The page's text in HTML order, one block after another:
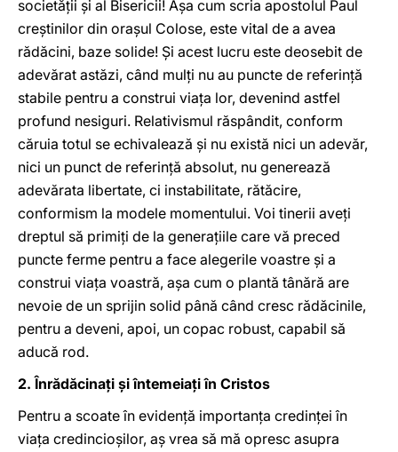
societăţii şi al Bisericii! Aşa cum scria apostolul Paul
creştinilor din oraşul Colose, este vital de a avea
rădăcini, baze solide! Şi acest lucru este deosebit de
adevărat astăzi, când mulţi nu au puncte de referinţă
stabile pentru a construi viaţa lor, devenind astfel
profund nesiguri. Relativismul răspândit, conform
căruia totul se echivalează şi nu există nici un adevăr,
nici un punct de referinţă absolut, nu generează
adevărata libertate, ci instabilitate, rătăcire,
conformism la modele momentului. Voi tinerii aveţi
dreptul să primiţi de la generaţiile care vă preced
puncte ferme pentru a face alegerile voastre şi a
construi viaţa voastră, aşa cum o plantă tânără are
nevoie de un sprijin solid până când cresc rădăcinile,
pentru a deveni, apoi, un copac robust, capabil să
aducă rod.
2. Înrădăcinaţi şi întemeiaţi în Cristos
Pentru a scoate în evidenţă importanţa credinţei în
viaţa credincioşilor, aş vrea să mă opresc asupra